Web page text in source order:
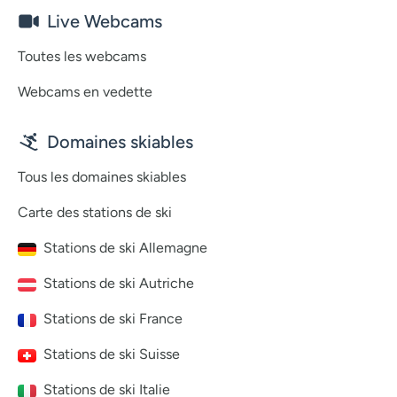
Live Webcams
Toutes les webcams
Webcams en vedette
Domaines skiables
Tous les domaines skiables
Carte des stations de ski
Stations de ski Allemagne
Stations de ski Autriche
Stations de ski France
Stations de ski Suisse
Stations de ski Italie